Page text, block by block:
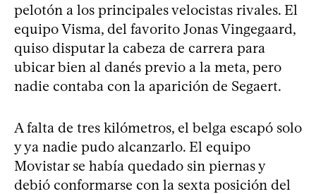
pelotón a los principales velocistas rivales. El
equipo Visma, del favorito Jonas Vingegaard,
quiso disputar la cabeza de carrera para
ubicar bien al danés previo a la meta, pero
nadie contaba con la aparición de Segaert.
A falta de tres kilómetros, el belga escapó solo
y ya nadie pudo alcanzarlo. El equipo
Movistar se había quedado sin piernas y
debió conformarse con la sexta posición del